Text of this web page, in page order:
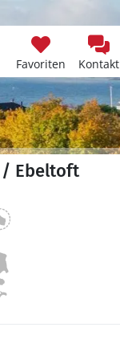
Favoriten Kontakt
/ Ebeltoft